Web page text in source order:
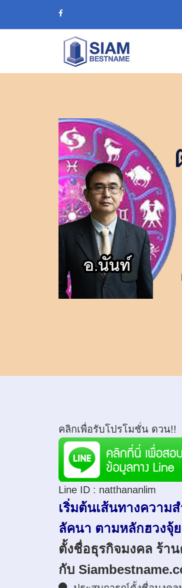
คลิกเพื่อรับโปรโมชั่น ดวน!!
Line ID : natthananlim
เริ่มต้นเส้นทางความ
ลัคนา ตามหลักฮวงจุ้ย
ตั้งชื่อธุรกิจมงคล ร้า
กับ